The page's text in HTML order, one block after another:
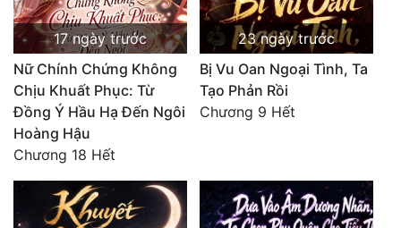
17 ngày trước
Nữ Chính Chứng Không
Chịu Khuất Phục: Từ
Đồng Ý Hầu Hạ Đến Ngôi
Hoàng Hậu
Chương 18 Hết
23 ngày trước
Bị Vu Oan Ngoại Tình, Ta
Tạo Phản Rồi
Chương 9 Hết